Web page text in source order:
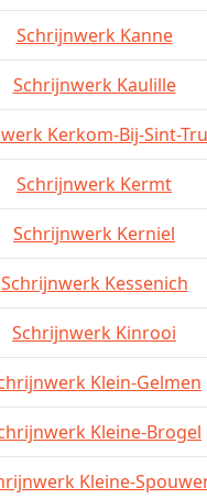
Schrijnwerk Kanne
Schrijnwerk Kaulille
Kerkom-Bij-Sint-
Schrijnwerk Kermt
Schrijnwerk Kerniel
Schrijnwerk Kessenich
Schrijnwerk Kinrooi
Klein-Gelmen
Kleine-Brogel
Kleine-